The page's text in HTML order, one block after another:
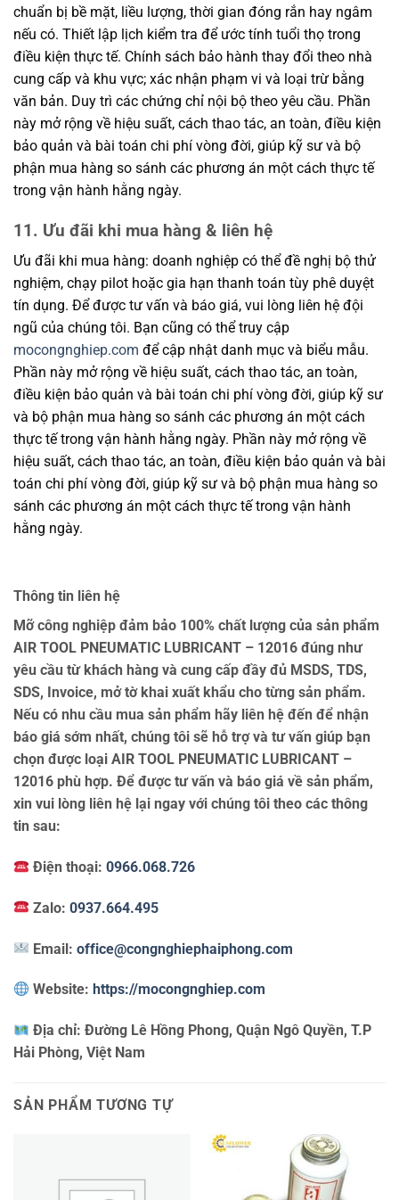
chuẩn bị bề mặt, liều lượng, thời gian đóng rắn hay ngâm
nếu có. Thiết lập lịch kiểm tra để ước tính tuổi thọ trong
điều kiện thực tế. Chính sách bảo hành thay đổi theo nhà
cung cấp và khu vực; xác nhận phạm vi và loại trừ bằng
văn bản. Duy trì các chứng chỉ nội bộ theo yêu cầu. Phần
này mở rộng về hiệu suất, cách thao tác, an toàn, điều kiện
bảo quản và bài toán chi phí vòng đời, giúp kỹ sư và bộ
phận mua hàng so sánh các phương án một cách thực tế
trong vận hành hằng ngày.
11. Ưu đãi khi mua hàng & liên hệ
Ưu đãi khi mua hàng: doanh nghiệp có thể đề nghị bộ thử
nghiệm, chạy pilot hoặc gia hạn thanh toán tùy phê duyệt
tín dụng. Để được tư vấn và báo giá, vui lòng liên hệ đội
ngũ của chúng tôi. Bạn cũng có thể truy cập
mocongnghiep.com để cập nhật danh mục và biểu mẫu.
Phần này mở rộng về hiệu suất, cách thao tác, an toàn,
điều kiện bảo quản và bài toán chi phí vòng đời, giúp kỹ sư
và bộ phận mua hàng so sánh các phương án một cách
thực tế trong vận hành hằng ngày. Phần này mở rộng về
hiệu suất, cách thao tác, an toàn, điều kiện bảo quản và bài
toán chi phí vòng đời, giúp kỹ sư và bộ phận mua hàng so
sánh các phương án một cách thực tế trong vận hành
hằng ngày.
Thông tin liên hệ
Mỡ công nghiệp đảm bảo 100% chất lượng của sản phẩm
AIR TOOL PNEUMATIC LUBRICANT – 12016 đúng như
yêu cầu từ khách hàng và cung cấp đầy đủ MSDS, TDS,
SDS, Invoice, mở tờ khai xuất khẩu cho từng sản phẩm.
Nếu có nhu cầu mua sản phẩm hãy liên hệ đến để nhận
báo giá sớm nhất, chúng tôi sẽ hỗ trợ và tư vấn giúp bạn
chọn được loại AIR TOOL PNEUMATIC LUBRICANT –
12016 phù hợp. Để được tư vấn và báo giá về sản phẩm,
xin vui lòng liên hệ lại ngay với chúng tôi theo các thông
tin sau:
Điện thoại:0966.068.726
Zalo:0937.664.495
Email:office@congnghiephaiphong.com
Website: https://mocongnghiep.com
Địa chỉ:Đường Lê Hồng Phong, Quận Ngô Quyền, T.P
Hải Phòng, Việt Nam
SẢN PHẨM TƯƠNG TỰ